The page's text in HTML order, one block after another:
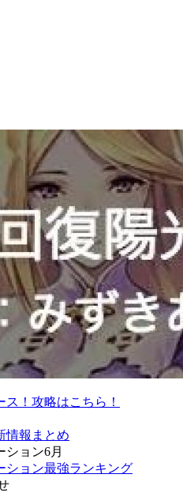
！攻略はこちら！
情報まとめ
ション6月
ション最強ランキング